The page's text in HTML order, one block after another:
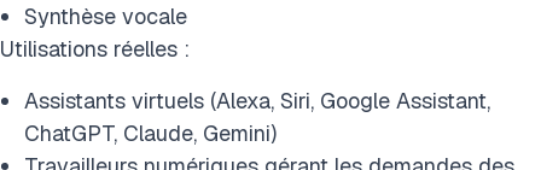
Synthèse vocale
Utilisations réelles :
Assistants virtuels (Alexa, Siri, Google Assistant,
ChatGPT, Claude, Gemini)